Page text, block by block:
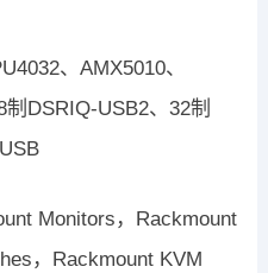
、AMX5010、
DSRIQ-USB2、32制
Monitors，Rackmount
，Rackmount KVM